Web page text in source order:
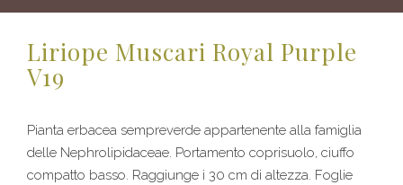
Liriope Muscari Royal Purple
V19
Pianta erbacea sempreverde appartenente alla famiglia
delle Nephrolipidaceae. Portamento coprisuolo, ciuffo
compatto basso. Raggiunge i 30 cm di altezza. Foglie